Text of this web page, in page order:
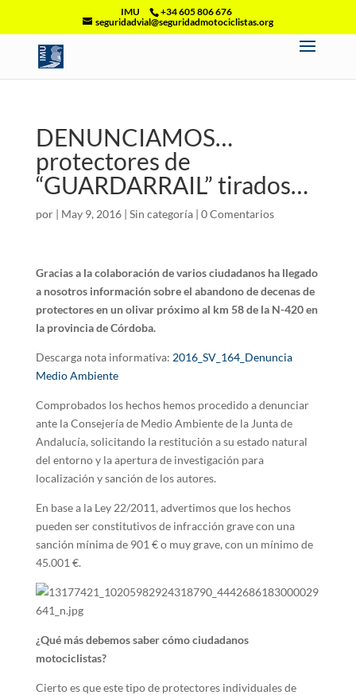
IMU
+34 605 806 676
seguridadvial@seguridadmotociclistas.org
DENUNCIAMOS…
protectores de
“GUARDARRAIL” tirados…
por | May 9, 2016| Sin categoría| 0 Comentarios
Gracias a la colaboración de varios ciudadanos ha llegado
a nosotros información sobre el abandono de decenas de
protectores en un olivar próximo al km 58 de la N-420 en
la provincia de Córdoba.
Descarga nota informativa: 2016_SV_164_Denuncia
Medio Ambiente
Comprobados los hechos hemos procedido a denunciar
ante la Consejería de Medio Ambiente de la Junta de
Andalucía, solicitando la restitución a su estado natural
del entorno y la apertura de investigación para
localización y sanción de los autores.
En base a la Ley 22/2011, advertimos que los hechos
pueden ser constitutivos de infracción grave con una
sanción mínima de 901 € o muy grave, con un mínimo de
45.001 €.
¿Qué más debemos saber cómo ciudadanos
motociclistas?
Cierto es que este tipo de protectores individuales de